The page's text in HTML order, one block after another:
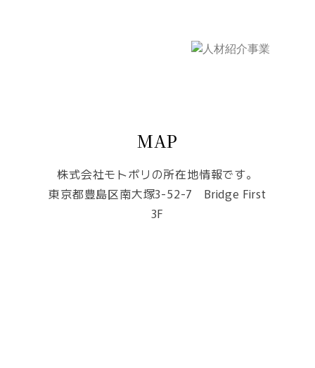
MAP
株式会社モトポリの所在地情報です。
東京都豊島区南大塚3-52-7 Bridge First
3F